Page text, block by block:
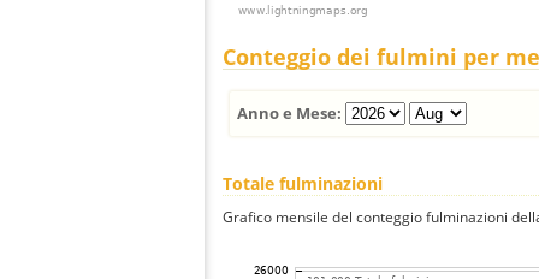
Conteggio dei fulmini per
Anno e Mese:
Totale fulminazioni
Grafico mensile del conteggio fulminazioni